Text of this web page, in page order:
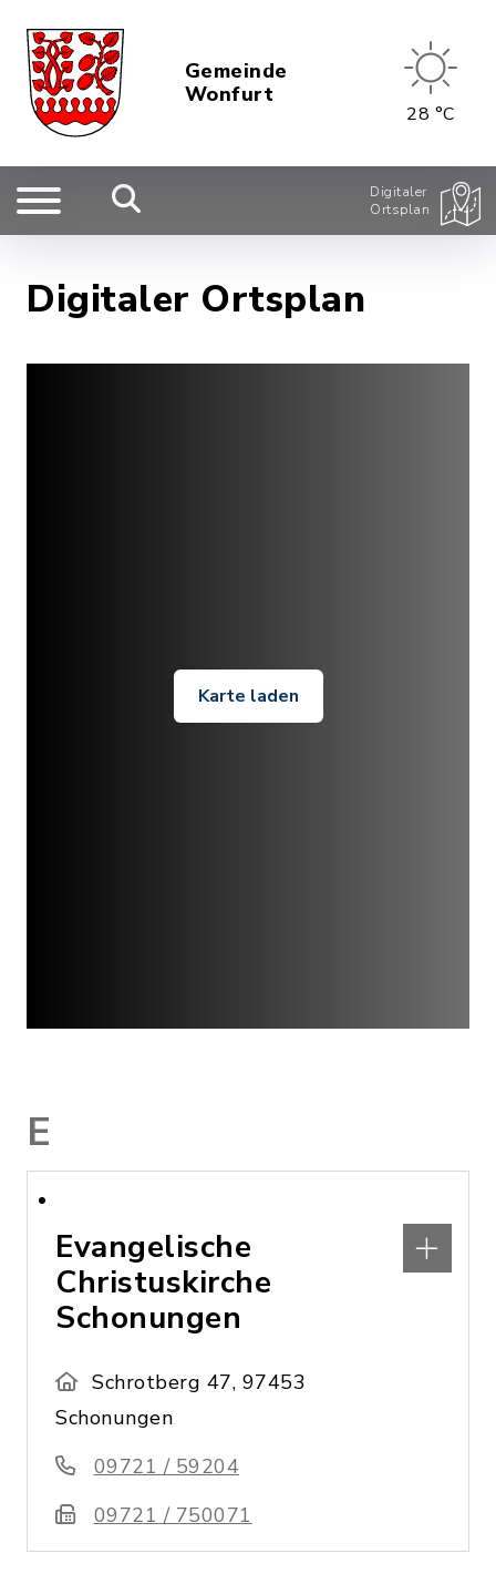
Gemeinde
Wonfurt
28 °C
Digitaler
Ortsplan
Digitaler Ortsplan
Karte laden
E
Evangelische
Christuskirche
Schonungen
Schrotberg 47, 97453
Schonungen
09721 / 59204
09721 / 750071